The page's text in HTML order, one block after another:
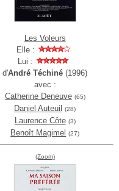
Les Voleurs
Elle :
Lui :
d'André Téchiné (1996)
avec :
Catherine Deneuve (65)
Daniel Auteuil (28)
Laurence Côte (3)
Benoît Magimel (27)
(Zoom)